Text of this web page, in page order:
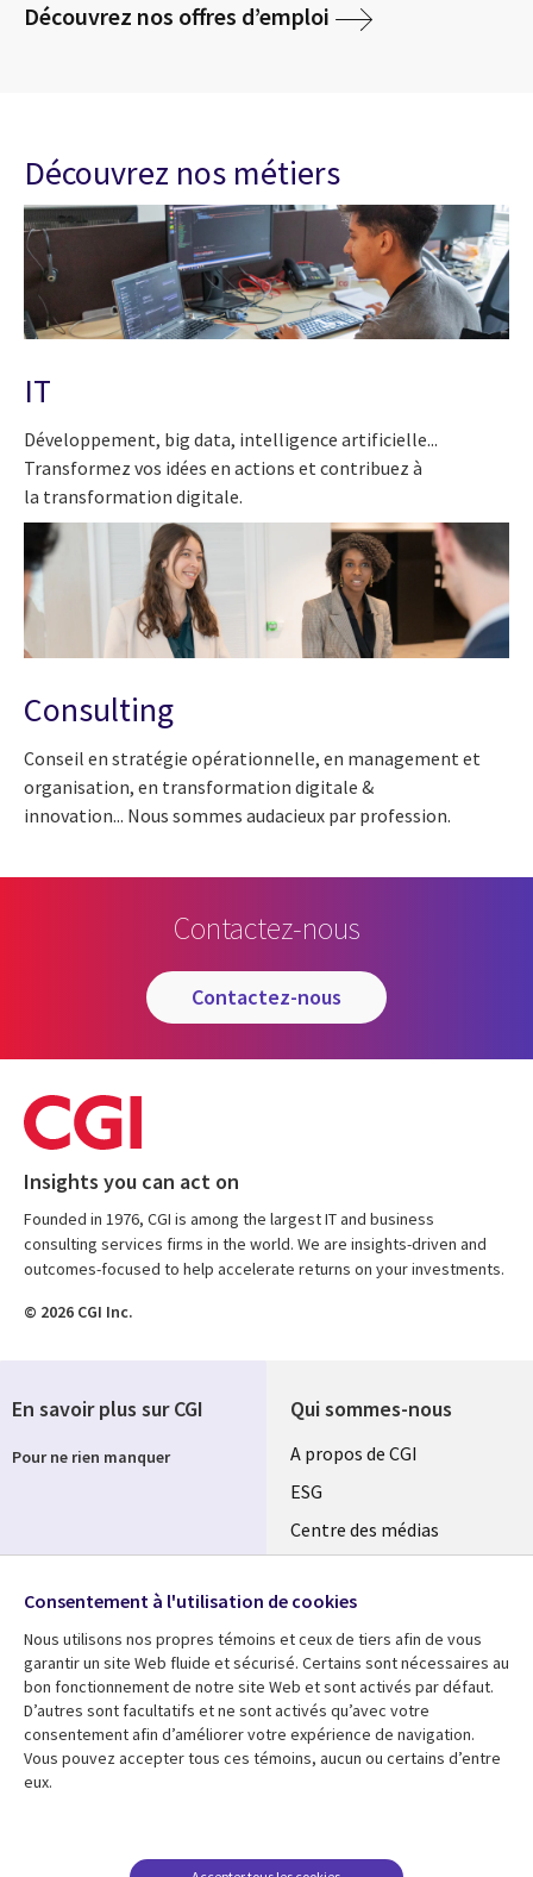
Découvrez nos offres d’emploi
Découvrez nos métiers
IT
Développement, big data, intelligence artificielle...
Transformez vos idées en actions et contribuez à
la transformation digitale.
Consulting
Conseil en stratégie opérationnelle, en managementet
organisation, en transformation digitale &
innovation... Nous sommes audacieux par profession.
Contactez-nous
contactez-nous
Insights you can act on
Founded in 1976, CGI is among the largest IT and business
consulting services firms in the world. We are insights-driven and
outcomes-focused to help accelerate returns on your investments.
© 2026 CGI Inc.
Qui sommes-nous
Useful
links
SECTIONS
A propos de CGI
ESG
Centre des médias
Événements
Centre des médias Support
SECTIONS
En savoir plus sur CGI
Pour ne rien manquer
Consentement à l'utilisation de cookies
Nous utilisons nos propres témoins et ceux de tiers afin de vous
garantir un site Web fluide et sécurisé. Certains sont nécessaires au
bon fonctionnement de notre site Web et sont activés par défaut.
D’autres sont facultatifs et ne sont activés qu’avec votre
consentement afin d’améliorer votre expérience de navigation.
Vous pouvez accepter tous ces témoins, aucun ou certains d’entre
eux.